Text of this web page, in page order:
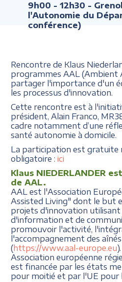
9h00 - 12h30 -
l'Autonomie du
conférence)
Rencontre de Klaus
programmes AAL (Ambient
partager l'importance d'un
les processus d'innovation.
Cette rencontre est à
président, Alain Franco,
cadre notamment d’une
santé autonomie à domicile.
La participation est gratuite
obligatoire :ici
Klaus NIEDERLANDER
de AAL.
AAL est l'Association
Assisted Living" dont le but
projets d'innovation utilisant
d'information et de
promouvoir l'activité,
l'accompagnement des
(https://www.aal-europe.eu).
Association européenne
est financée par les états
pour moitié et par l'UE pour